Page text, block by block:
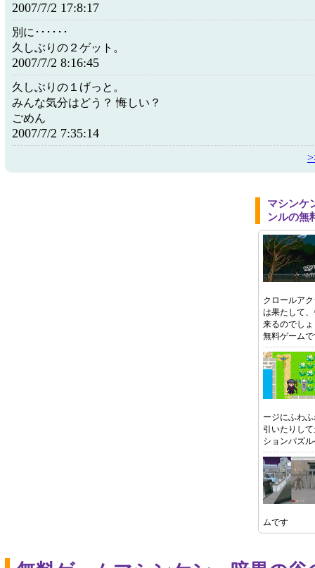
2007/7/2 17:8:17
別に･･････
久しぶりの２ゲット。
2007/7/2 8:16:45
久しぶりの１げっと。
みんな気分はどう？ 悔しい？
ごめん
2007/7/2 7:35:14
マシンケ
ンルの無
クロールア
は果たして
来るのでし
無料ゲーム
ージにふわ
引いたりし
ションパズ
ムです